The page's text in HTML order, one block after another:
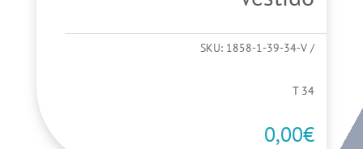
SKU: 1858-1-39-34-V
T 34
0,00€